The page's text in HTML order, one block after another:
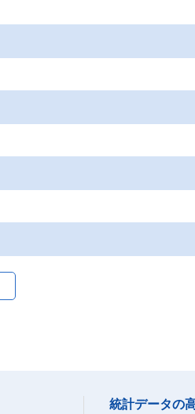
統計データの